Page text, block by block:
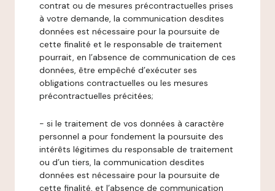
contrat ou de mesures précontractuelles prises
à votre demande, la communication desdites
données est nécessaire pour la poursuite de
cette finalité et le responsable de traitement
pourrait, en l’absence de communication de ces
données, être empêché d’exécuter ses
obligations contractuelles ou les mesures
précontractuelles précitées;
- si le traitement de vos données à caractère
personnel a pour fondement la poursuite des
intérêts légitimes du responsable de traitement
ou d’un tiers, la communication desdites
données est nécessaire pour la poursuite de
cette finalité, et l’absence de communication